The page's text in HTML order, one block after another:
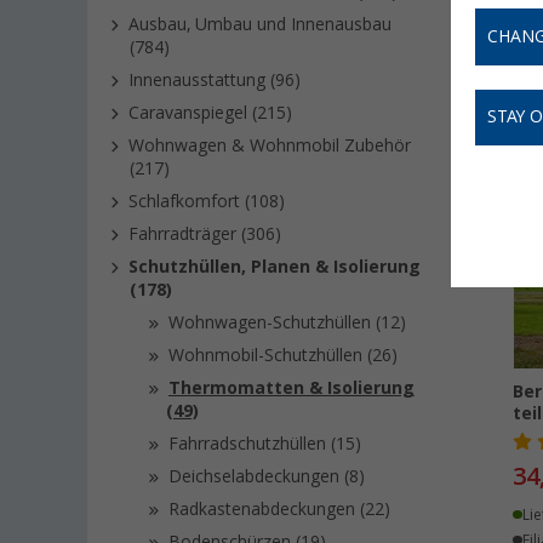
Ausbau, Umbau und Innenausbau
(784)
Innenausstattung (96)
Caravanspiegel (215)
Wohnwagen & Wohnmobil Zubehör
(217)
Schlafkomfort (108)
Fahrradträger (306)
Schutzhüllen, Planen & Isolierung
(178)
Wohnwagen-Schutzhüllen (12)
Wohnmobil-Schutzhüllen (26)
Thermomatten & Isolierung
(49)
Fahrradschutzhüllen (15)
Deichselabdeckungen (8)
Radkastenabdeckungen (22)
in vielen
34,
STAY